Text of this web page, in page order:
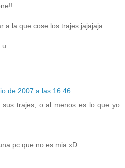
a la que cose los trajes jajajaja
de 2007 a las 16:46
sus trajes, o al menos es lo que yo
pc que no es mia xD